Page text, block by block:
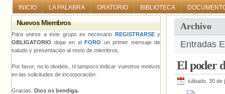
INICIO LA PALABRA ORATORIO BIBLIOTECA
Archivo
Entradas
El poder
sábado, 30 de
Nuevos Miembros
Para unirse a este grupo es necesario REGISTRARSEy
OBLIGATORIO dejar en el FORO un primer mensaje de
saludo y presentación al resto de miembros.
Por favor, no lo olvidéis, ni tampoco indicar vuestros motivos
en las solicitudes de incorporación.
Gracias. Dios os bendiga.